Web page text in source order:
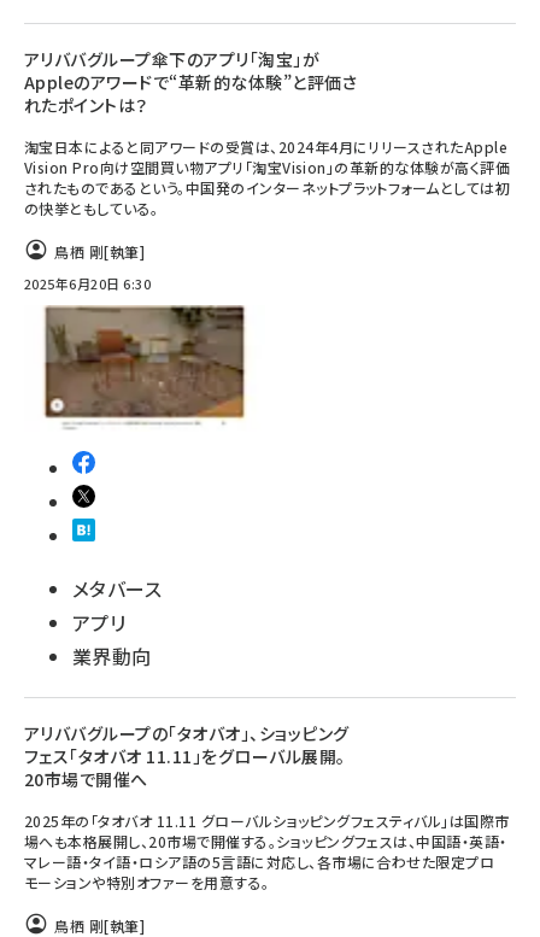
アリババグループ傘下のアプリ「淘宝」が
Appleのアワードで“革新的な体験”と評価さ
れたポイントは？
淘宝日本によると同アワードの受賞は、2024年4月にリリースされたApple
Vision Pro向け空間買い物アプリ「淘宝Vision」の革新的な体験が高く評価
されたものであるという。中国発のインターネットプラットフォームとしては初
の快挙ともしている。
鳥栖 剛[執筆]
2025年6月20日 6:30
メタバース
アプリ
業界動向
アリババグループの「タオバオ」、ショッピング
フェス「タオバオ 11.11」をグローバル展開。
20市場で開催へ
2025年の「タオバオ 11.11 グローバルショッピングフェスティバル」は国際市
場へも本格展開し、20市場で開催する。ショッピングフェスは、中国語・英語・
マレー語・タイ語・ロシア語の5言語に対応し、各市場に合わせた限定プロ
モーションや特別オファーを用意する。
鳥栖 剛[執筆]